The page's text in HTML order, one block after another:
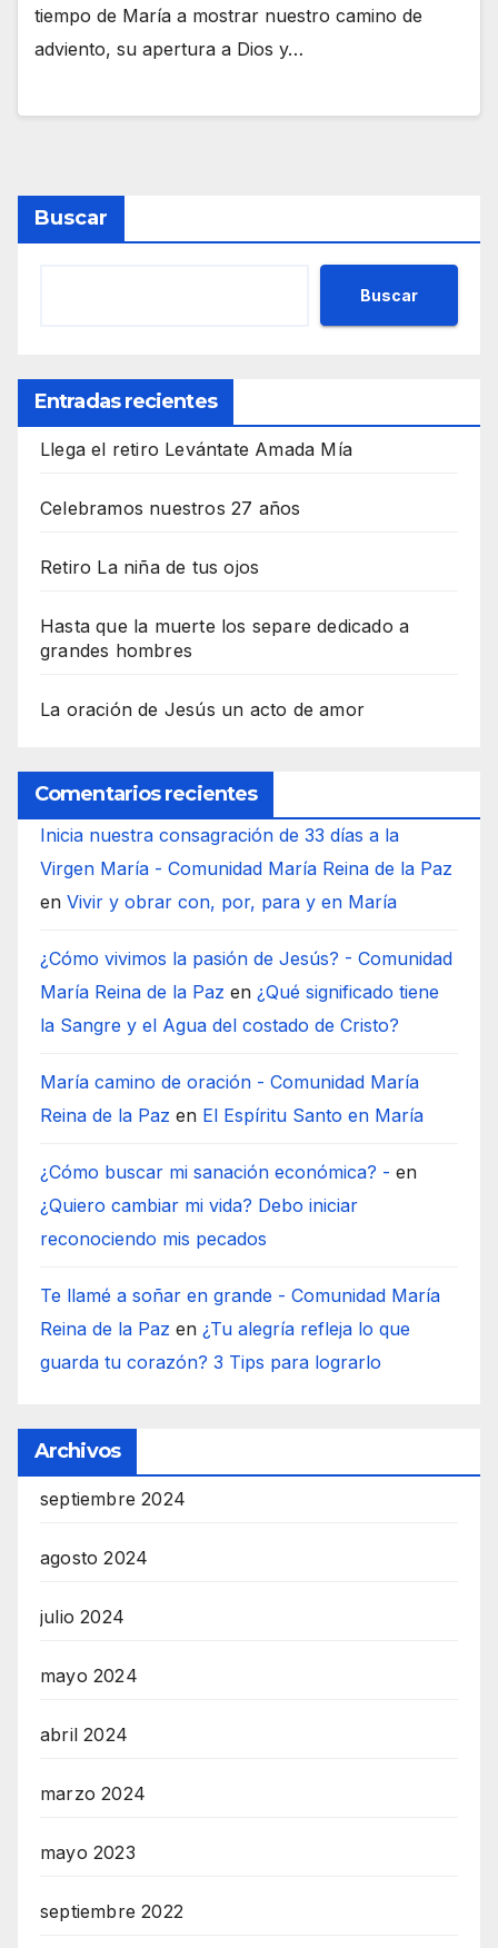
tiempo de María a mostrar nuestro camino de
adviento, su apertura a Dios y…
Buscar
Buscar
Entradas recientes
Llega el retiro Levántate Amada Mía
Celebramos nuestros 27 años
Retiro La niña de tus ojos
Hasta que la muerte los separe dedicado a
grandes hombres
La oración de Jesús un acto de amor
Comentarios recientes
Inicia nuestra consagración de 33 días a la
Virgen María - Comunidad María Reina de la Paz
en Vivir y obrar con, por, para y en María
¿Cómo vivimos la pasión de Jesús? - Comunidad
María Reina de la Paz en ¿Qué significado tiene
la Sangre y el Agua del costado de Cristo?
María camino de oración - Comunidad María
Reina de la Paz en El Espíritu Santo en María
¿Cómo buscar mi sanación económica? - en
¿Quiero cambiar mi vida? Debo iniciar
reconociendo mis pecados
Te llamé a soñar en grande - Comunidad María
Reina de la Paz en ¿Tu alegría refleja lo que
guarda tu corazón? 3 Tips para lograrlo
Archivos
septiembre 2024
agosto 2024
julio 2024
mayo 2024
abril 2024
marzo 2024
mayo 2023
septiembre 2022